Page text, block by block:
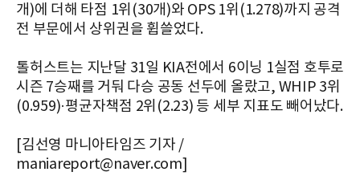
개)에 더해 타점 1위(30개)와 OPS 1위(1.278)까지 공격
전 부문에서 상위권을 휩쓸었다.
톨허스트는 지난달 31일 KIA전에서 6이닝 1실점 호투로
시즌 7승째를 거둬 다승 공동 선두에 올랐고, WHIP 3위
(0.959)·평균자책점 2위(2.23) 등 세부 지표도 빼어났다.
[김선영 마니아타임즈 기자 /
maniareport@naver.com]